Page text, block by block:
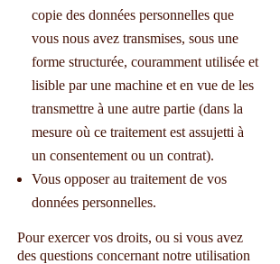
copie des données personnelles que
vous nous avez transmises, sous une
forme structurée, couramment utilisée et
lisible par une machine et en vue de les
transmettre à une autre partie (dans la
mesure où ce traitement est assujetti à
un consentement ou un contrat).
Vous opposer au traitement de vos
données personnelles.
Pour exercer vos droits, ou si vous avez
des questions concernant notre utilisation